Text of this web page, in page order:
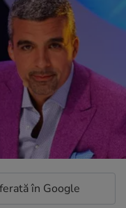
în Google